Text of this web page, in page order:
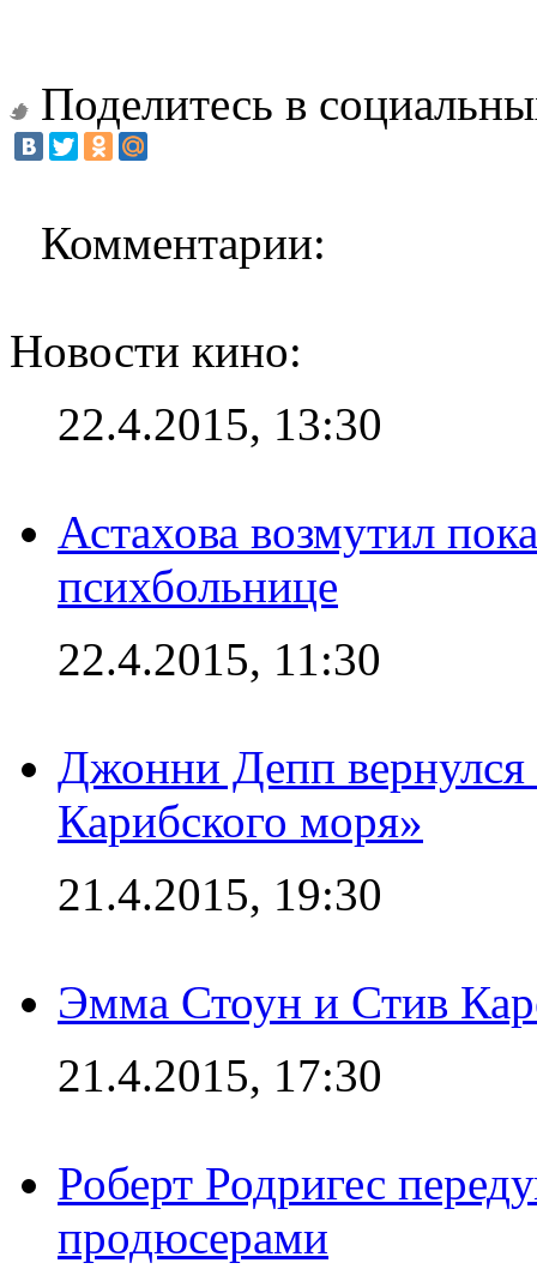
Поделитесь в
Комментарии:
Новости кино:
22.4.2015, 13:30
Астахова возмутил
психбольнице
22.4.2015, 11:30
Джонни Депп
Карибского моря»
21.4.2015, 19:30
Эмма Стоун и Стив
21.4.2015, 17:30
Роберт Родригес
продюсерами